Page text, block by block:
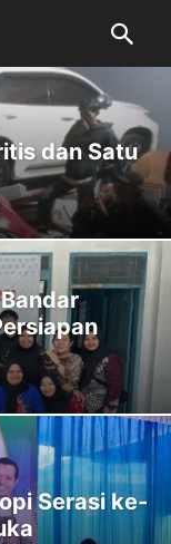
dan Satu
Serasi ke-